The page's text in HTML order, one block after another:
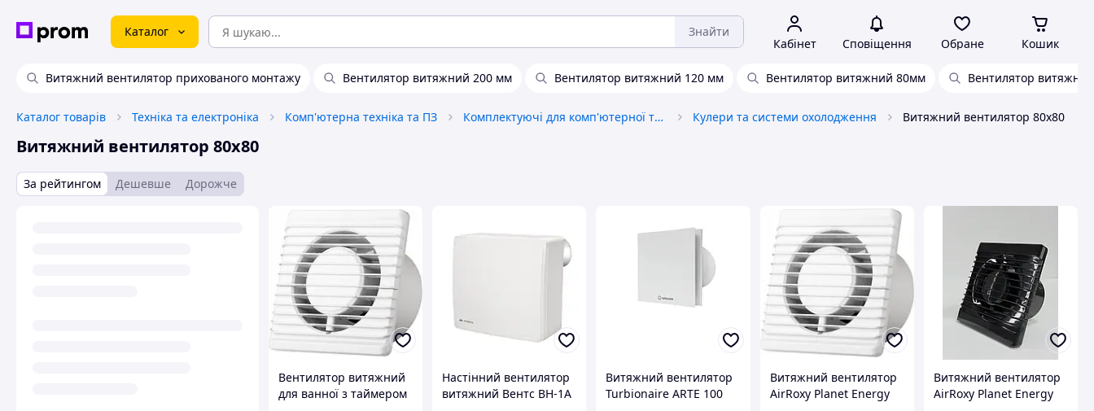
Каталог Знайти
Кабінет Сповіщення Обране Кошик
Витяжний вентилятор прихованого монтажу Вентилятор витяжний 200 мм Вентилятор витяжний 120 мм Вентилятор витяжний 80мм Вентилятор
Каталог товарів Техніка та електроніка Комп'ютерна техніка та ПЗ Комплектуючі для комп'ютерної техніки Кулери та системи охолодження Витяжний вентилятор 80х80
Витяжний вентилятор 80х80
За рейтингом Дешевше Дорожче
Вентилятор витяжний
для ванної з таймером
Настінний вентилятор
витяжний Вентс ВН-1А
Витяжний вентилятор
Turbionaire ARTE 100
Витяжний вентилятор
AirRoxy Planet Energy
Витяжний вентилятор
AirRoxy Planet Energy